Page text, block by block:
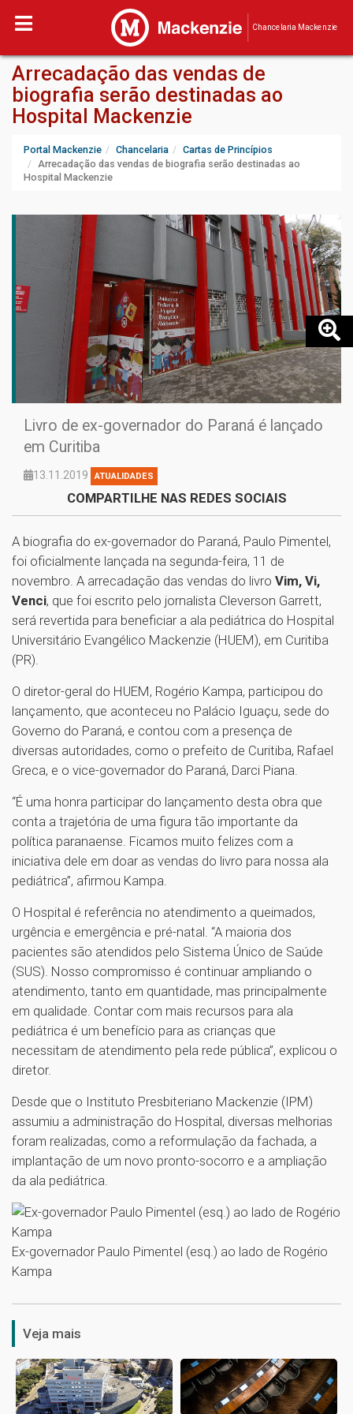
Chancelaria Mackenzie
Arrecadação das vendas de
biografia serão destinadas ao
Hospital Mackenzie
Portal Mackenzie Chancelaria
Cartas de Princípios
Arrecadação das vendas de biografia serão destinadas ao
Hospital Mackenzie
Livro de ex-governador do Paraná é lançado
em Curitiba
13.11.2019 ATUALIDADES
COMPARTILHE NAS REDES SOCIAIS
A biografia do ex-governador do Paraná, Paulo Pimentel,
foi oficialmente lançada na segunda-feira, 11 de
novembro. A arrecadação das vendas do livro Vim, Vi,
Venci, que foi escrito pelo jornalista Cleverson Garrett,
será revertida para beneficiar a ala pediátrica do Hospital
Universitário Evangélico Mackenzie (HUEM), em Curitiba
(PR).
O diretor-geral do HUEM, Rogério Kampa, participou do
lançamento, que aconteceu no Palácio Iguaçu, sede do
Governo do Paraná, e contou com a presença de
diversas autoridades, como o prefeito de Curitiba, Rafael
Greca, e o vice-governador do Paraná, Darci Piana.
“É uma honra participar do lançamento desta obra que
conta a trajetória de uma figura tão importante da
política paranaense. Ficamos muito felizes com a
iniciativa dele em doar as vendas do livro para nossa ala
pediátrica”, afirmou Kampa.
O Hospital é referência no atendimento a queimados,
urgência e emergência e pré-natal. “A maioria dos
pacientes são atendidos pelo Sistema Único de Saúde
(SUS). Nosso compromisso é continuar ampliando o
atendimento, tanto em quantidade, mas principalmente
em qualidade. Contar com mais recursos para ala
pediátrica é um benefício para as crianças que
necessitam de atendimento pela rede pública”, explicou o
diretor.
Desde que o Instituto Presbiteriano Mackenzie (IPM)
assumiu a administração do Hospital, diversas melhorias
foram realizadas, como a reformulação da fachada, a
implantação de um novo pronto-socorro e a ampliação
da ala pediátrica.
Ex-governador Paulo Pimentel (esq.) ao lado de Rogério
Kampa
Veja mais